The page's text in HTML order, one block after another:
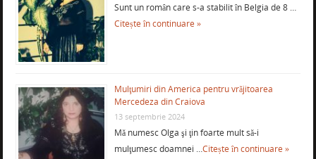
Sunt un român care s-a stabilit în Belgia de 8 …
Citește în continuare »
Mulţumiri din America pentru vrăjitoarea
Mercedeza din Craiova
13 septembrie 2024
Mă numesc Olga şi ţin foarte mult să-i
mulţumesc doamnei …Citește în continuare »